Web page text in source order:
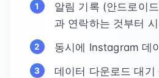
알림 기록 (안드로이
과 연락하는 것부터
동시에 Instagram 데
데이터 다운로드 대기